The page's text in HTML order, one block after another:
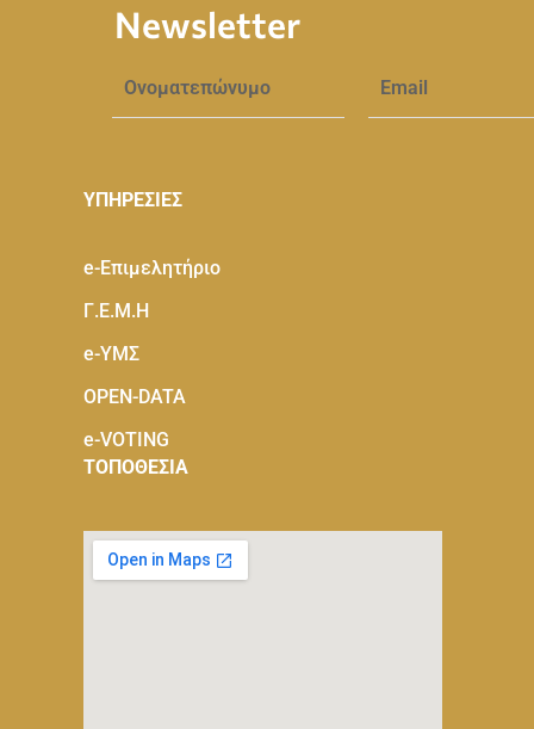
Newsletter
ΥΠΗΡΕΣΙΕΣ
e-Eπιμελητήριο
Γ.Ε.Μ.Η
e-ΥΜΣ
OPEN-DATA
e-VOTING
ΤΟΠΟΘΕΣΙΑ